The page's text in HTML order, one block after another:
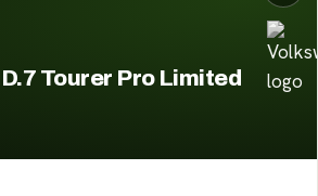
Tourer Pro Limited